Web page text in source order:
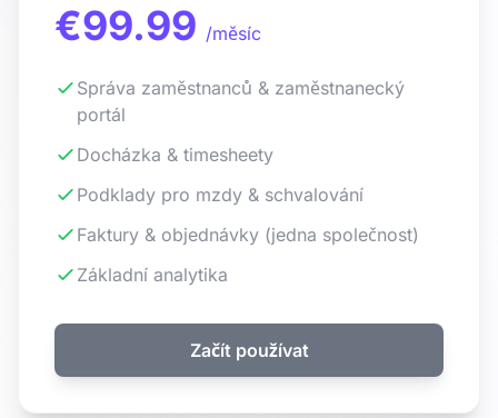
€99.99 /měsíc
Správa zaměstnanců & zaměstnanecký
portál
Docházka & timesheety
Podklady pro mzdy & schvalování
Faktury & objednávky (jedna společnost)
Základní analytika
Začít používat